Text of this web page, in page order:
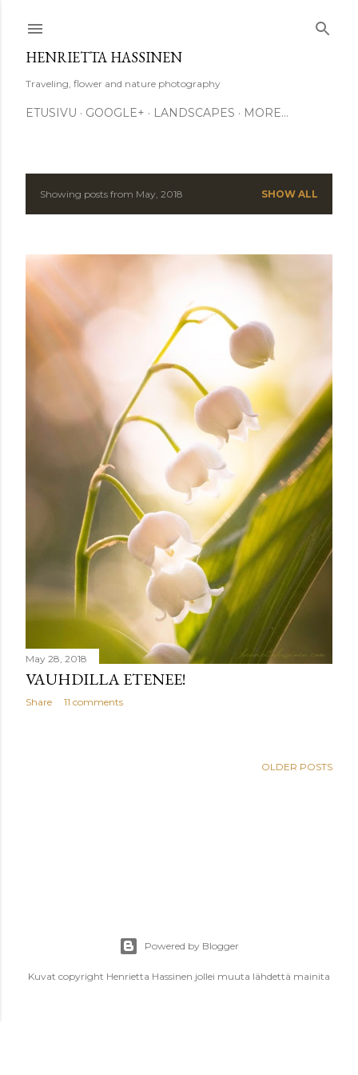
HENRIETTA HASSINEN
Traveling, flower and nature photography
ETUSIVU GOOGLE+ LANDSCAPES MORE…
P
s
t
s
Showing posts from May, 2018 SHOW ALL
May 28, 2018
VAUHDILLA ETENEE!
Share 11 comments
OLDER POSTS
Powered by Blogger
Kuvat copyright Henrietta Hassinen jollei muuta lähdettä mainita